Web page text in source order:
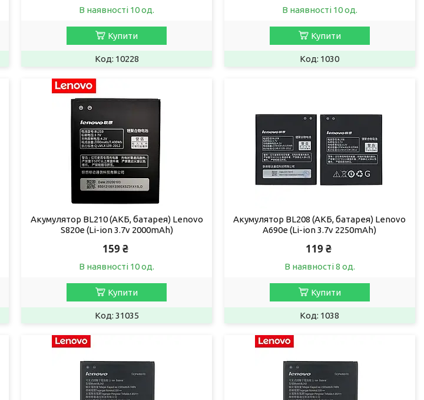
В наявності 10 од.
Купити
10228
В наявності 10 од.
Купити
1030
Акумулятор BL210 (АКБ, батарея) Lenovo
S820e (Li-ion 3.7v 2000mAh)
159 ₴
В наявності 10 од.
Купити
31035
Акумулятор BL208 (АКБ, батарея) Lenovo
A690e (Li-ion 3.7v 2250mAh)
119 ₴
В наявності 8 од.
Купити
1038